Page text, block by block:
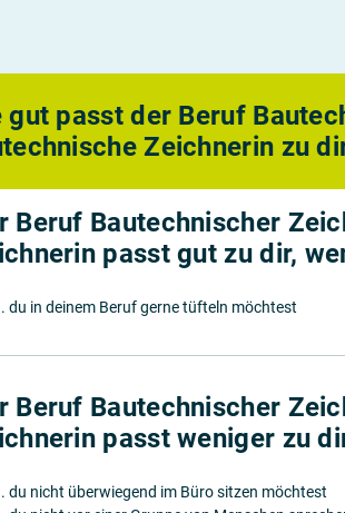
gut passt der Beruf
Zeichnerin zu
Beruf Bautechnischer
passt gut zu dir,
du in deinem Beruf gerne tüfteln möchtest
Beruf Bautechnischer
passt weniger zu
du nicht überwiegend im Büro sitzen möchtest